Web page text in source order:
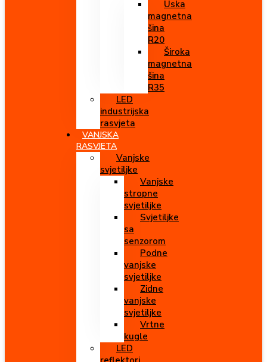
Uska
magnetna
šina
R20
Široka
magnetna
šina
R35
LED
industrijska
rasvjeta
VANJSKA
RASVJETA
Vanjske
svjetiljke
Vanjske
stropne
svjetiljke
Svjetiljke
sa
senzorom
Podne
vanjske
svjetiljke
Zidne
vanjske
svjetiljke
Vrtne
kugle
LED